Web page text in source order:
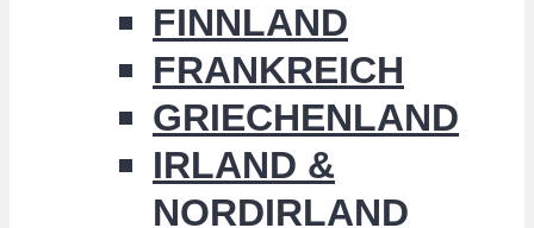
FINNLAND
FRANKREICH
GRIECHENLAND
IRLAND &
NORDIRLAND